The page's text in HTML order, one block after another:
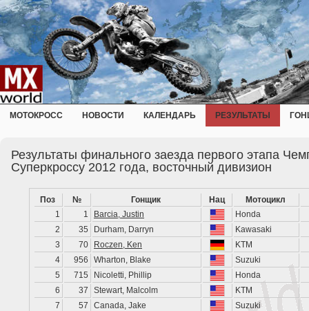
МОТОКРОСС НОВОСТИ КАЛЕНДАРЬ РЕЗУЛЬТАТЫ
Результаты финального заезда первого этапа
Суперкроссу 2012 года, восточный дивизион
Поз № Гонщик Нац
Мотоцикл
1
1 Barcia, Justin
Honda
2
35 Durham, Darryn
Kawasaki
3
70 Roczen, Ken
KTM
4
956 Wharton, Blake
Suzuki
5
715 Nicoletti, Phillip
Honda
6
37 Stewart, Malcolm
KTM
7
57 Canada, Jake
Suzuki